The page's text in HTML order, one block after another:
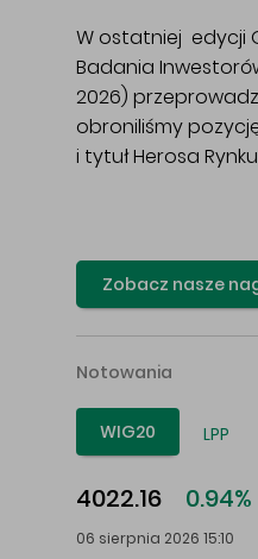
W ostatniej edycji
Badania
2026)
obroniliśmy
i tytuł Herosa
Zobacz nasze
Notowania
WIG20 LPP
4022.16 0.94%
06 sierpnia 2026 15:10